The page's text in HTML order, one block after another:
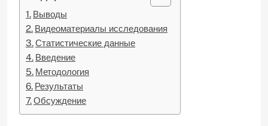
Выводы
Видеоматериалы исследования
Статистические данные
Введение
Методология
Результаты
Обсуждение